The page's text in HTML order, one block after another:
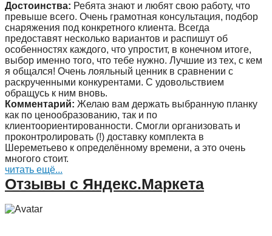
Достоинства: Ребята знают и любят свою работу, что
превыше всего. Очень грамотная консультация, подбор
снаряжения под конкретного клиента. Всегда
предоставят несколько вариантов и распишут об
особенностях каждого, что упростит, в конечном итоге,
выбор именно того, что тебе нужно. Лучшие из тех, с кем
я общался! Очень лояльный ценник в сравнении с
раскрученными конкурентами. С удовольствием
обращусь к ним вновь.
Комментарий: Желаю вам держать выбранную планку
как по ценообразованию, так и по
клиентоориентированности. Смогли организовать и
проконтролировать (!) доставку комплекта в
Шереметьево к определённому времени, а это очень
многого стоит.
читать ещё...
Отзывы с Яндекс.Маркета